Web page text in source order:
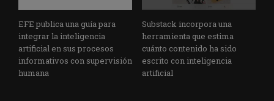
EFE publica una guía para
integrar la inteligencia
artificial en sus procesos
informativos con supervisión
humana
Substack incorpora una
herramienta que estima
cuánto contenido ha sido
escrito con inteligencia
artificial